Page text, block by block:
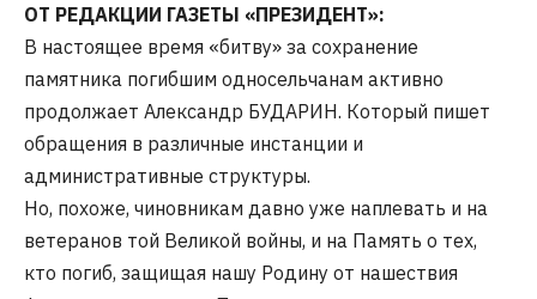
ОТ РЕДАКЦИИ ГАЗЕТЫ «ПРЕЗИДЕНТ»:
В настоящее время «битву» за сохранение
памятника погибшим односельчанам активно
продолжает Александр БУДАРИН. Который пишет
обращения в различные инстанции и
административные структуры.
Но, похоже, чиновникам давно уже наплевать и на
ветеранов той Великой войны, и на Память о тех,
кто погиб, защищая нашу Родину от нашествия